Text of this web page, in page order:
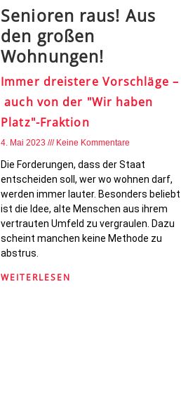
Senioren raus! Aus
den großen
Wohnungen!
Immer dreistere Vorschläge –
auch von der "Wir haben
Platz"-Fraktion
4. Mai 2023 Keine Kommentare
Die Forderungen, dass der Staat
entscheiden soll, wer wo wohnen darf,
werden immer lauter. Besonders beliebt
ist die Idee, alte Menschen aus ihrem
vertrauten Umfeld zu vergraulen. Dazu
scheint manchen keine Methode zu
abstrus.
WEITERLESEN